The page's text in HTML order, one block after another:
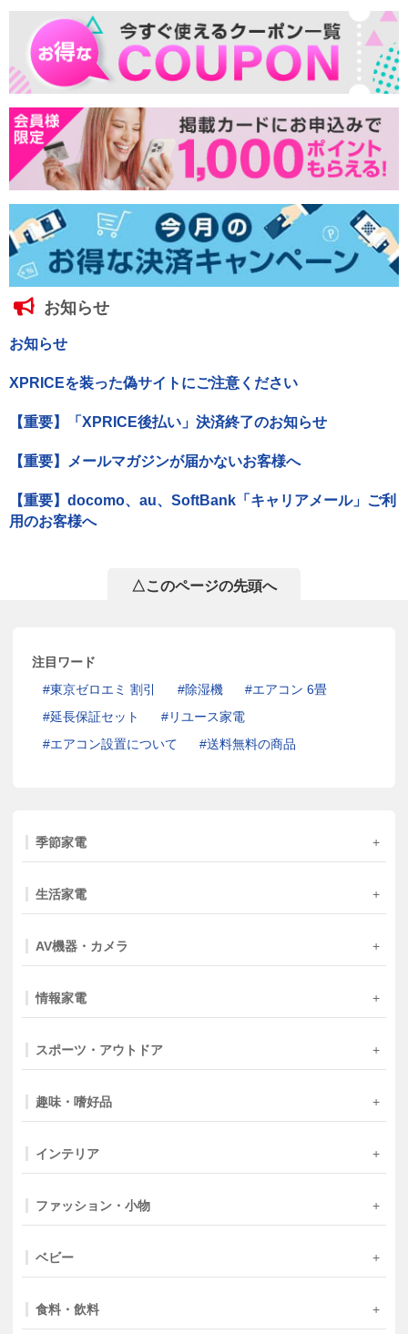
お知らせ
お知らせ
XPRICEを装った偽サイトにご注意ください
【重要】「XPRICE後払い」決済終了のお知らせ
【重要】メールマガジンが届かないお客様へ
【重要】docomo、au、SoftBank「キャリアメール」ご利
用のお客様へ
△このページの先頭へ
注目ワード
東京ゼロエミ 割引
除湿機
エアコン 6畳
延長保証セット
リユース家電
エアコン設置について
送料無料の商品
季節家電
生活家電
AV機器・カメラ
情報家電
スポーツ・アウトドア
趣味・嗜好品
インテリア
ファッション・小物
ベビー
食料・飲料